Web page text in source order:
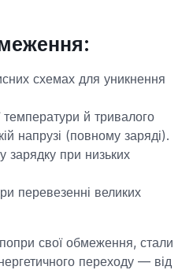
схемах для уникнення
температури й тривалого
напрузі (повному заряді).
при низьких
перевезенні великих
попри свої обмеження, стали
переходу — від